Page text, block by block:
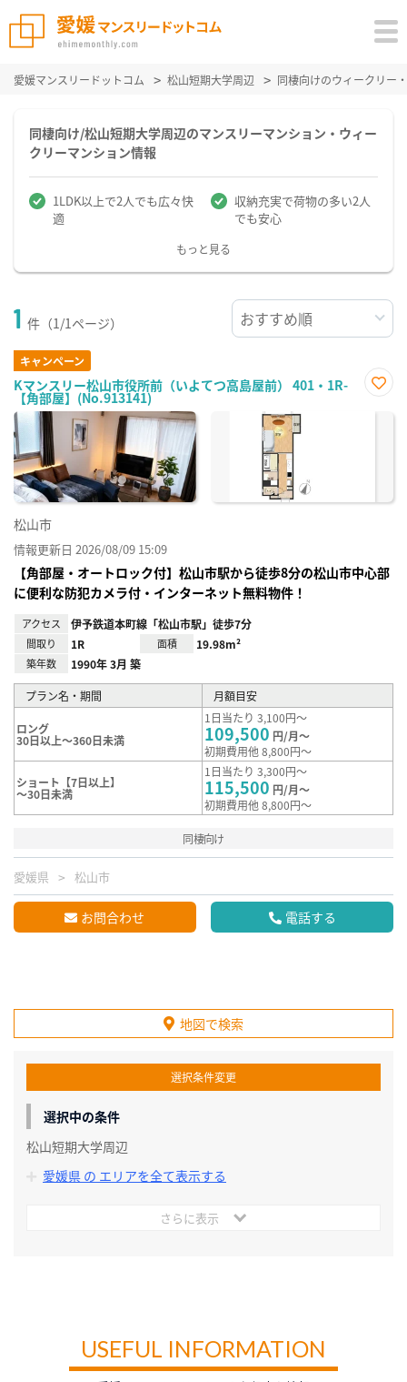
愛媛マンスリードットコム 松山短期大学周辺 同棲向けのウィークリー
同棲向け/松山短期大学周辺のマンスリーマンション・ウィー
クリーマンション情報
1LDK以上で2人でも広々快
適
収納充実で荷物の多い2人
でも安心
もっと見る
1 件（1/1ページ）
キャンペーン
Kマンスリー松山市役所前（いよてつ高島屋前） 401・1R-
【角部屋】(No.913141)
に入
松山市
情報更新日 2026/08/09 15:09
【角部屋・オートロック付】松山市駅から徒歩8分の松山市中心部
に便利な防犯カメラ付・インターネット無料物件！
アクセス 伊予鉄道本町線「松山市駅」徒歩7分
間取り 1R 面積 19.98m²
築年数 1990年 3月 築
プラン名・期間 月額目安
ロング
30日以上～360日未満
1日当たり 3,100円～
109,500 円/月～
初期費用他 8,800円～
ショート【7日以上】
～30日未満
1日当たり 3,300円～
115,500 円/月～
初期費用他 8,800円～
同棲向け
愛媛県 松山市
お問合わせ 電話する
地図で検索
選択条件変更
選択中の条件
松山短期大学周辺
愛媛県 の エリアを全て表示する
さらに表示
USEFUL INFORMATION